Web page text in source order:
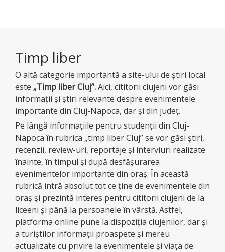
Timp liber
O altă categorie importantă a site-ului de ştiri local
este „Timp liber Cluj”.Aici, cititorii clujeni vor găsi
informaţii şi ştiri relevante despre evenimentele
importante din Cluj-Napoca, dar şi din judeţ.
Pe lângă informaţiile pentru studenţii din Cluj-
Napoca în rubrica „timp liber Cluj” se vor găsi ştiri,
recenzii, review-uri, reportaje şi interviuri realizate
înainte, în timpul şi după desfăşurarea
evenimentelor importante din oraş. În această
rubrică intră absolut tot ce ţine de evenimentele din
oraş şi prezintă interes pentru cititorii clujeni de la
liceeni şi până la persoanele în vârstă. Astfel,
platforma online pune la dispoziţia clujenilor, dar şi
a turiştilor informaţii proaspete şi mereu
actualizate cu privire la evenimentele şi viaţa de